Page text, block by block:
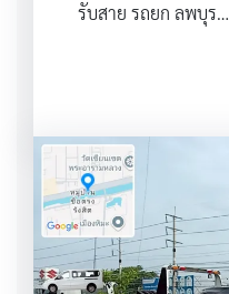
รับสาย รถยก ลพบุร…